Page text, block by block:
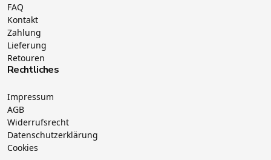
FAQ
Kontakt
Zahlung
Lieferung
Retouren
Rechtliches
Impressum
AGB
Widerrufsrecht
Datenschutzerklärung
Cookies